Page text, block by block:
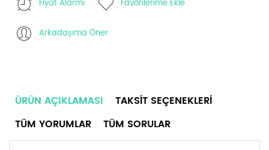
Fiyat Alarmı Favorilerime Ekle
Arkadaşıma Öner
ÜRÜN AÇIKLAMASI
TAKSIT SEÇENEKLERI
TÜM YORUMLAR
TÜM SORULAR